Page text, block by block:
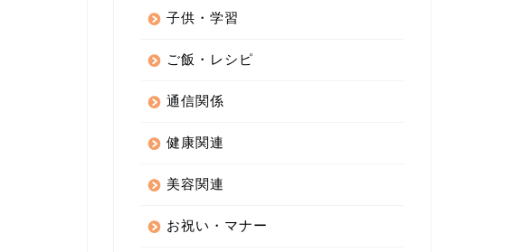
子供・学習
ご飯・レシピ
通信関係
健康関連
美容関連
お祝い・マナー